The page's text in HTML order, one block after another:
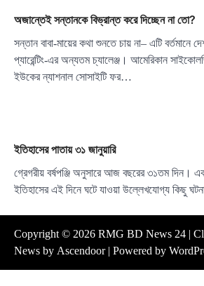
অজান্তেই সন্তানকে বিভ্রান্ত করে দিচ্ছেন না তো?
সন্তান বাবা-মায়ের কথা শুনতে চায় না– এটি বর্তমানে
প্যারেন্টিং-এর অন্যতম চ্যালেঞ্জ। আমেরিকান
ইউকের ন্যাশনাল সোসাইটি ফর…
ইতিহাসের পাতায় ৩১ জানুয়ারি
গ্রেগরীয় বর্ষপঞ্জি অনুসারে আজ বছরের ৩১তম দিন।
ইতিহাসের এই দিনে ঘটে যাওয়া উল্লেখযোগ্য কিছু
Copyright © 2026 RMG BD News 24 |
News by Ascendoor| Powered by